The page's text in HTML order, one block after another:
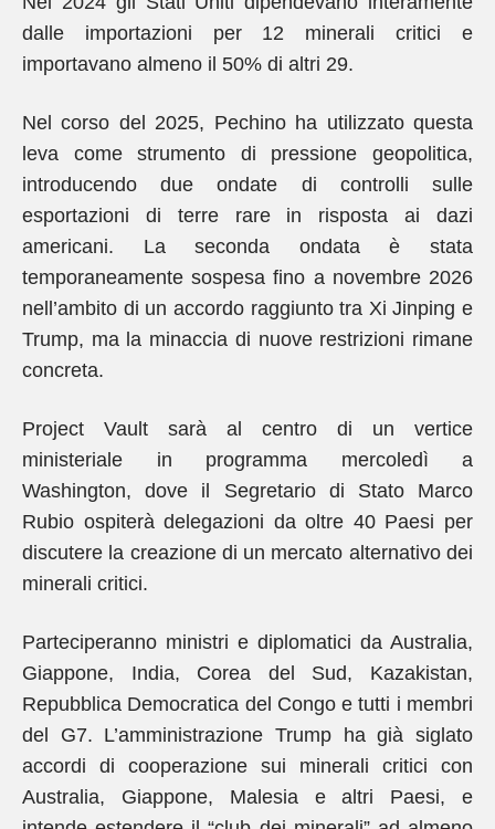
dalle importazioni per 12 minerali critici e
importavano almeno il 50% di altri 29.
Nel corso del 2025, Pechino ha utilizzato questa
leva come strumento di pressione geopolitica,
introducendo due ondate di controlli sulle
esportazioni di terre rare in risposta ai dazi
americani. La seconda ondata è stata
temporaneamente sospesa fino a novembre 2026
nell’ambito di un accordo raggiunto tra Xi Jinping e
Trump, ma la minaccia di nuove restrizioni rimane
concreta.
Project Vault sarà al centro di un vertice
ministeriale in programma mercoledì a
Washington, dove il Segretario di Stato Marco
Rubio ospiterà delegazioni da oltre 40 Paesi per
discutere la creazione di un mercato alternativo dei
minerali critici.
Parteciperanno ministri e diplomatici da Australia,
Giappone, India, Corea del Sud, Kazakistan,
Repubblica Democratica del Congo e tutti i membri
del G7. L’amministrazione Trump ha già siglato
accordi di cooperazione sui minerali critici con
Australia, Giappone, Malesia e altri Paesi, e